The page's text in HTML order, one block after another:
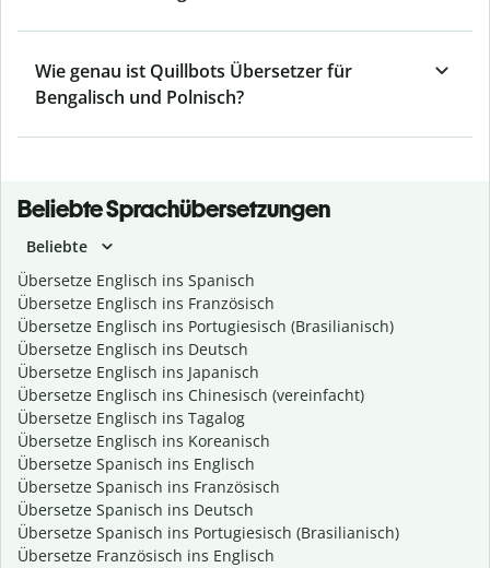
Wie genau ist Quillbots Übersetzer für
Bengalisch und Polnisch?
Beliebte Sprachübersetzungen
Beliebte
Übersetze Englisch ins Spanisch
Übersetze Englisch ins Französisch
Übersetze Englisch ins Portugiesisch (Brasilianisch)
Übersetze Englisch ins Deutsch
Übersetze Englisch ins Japanisch
Übersetze Englisch ins Chinesisch (vereinfacht)
Übersetze Englisch ins Tagalog
Übersetze Englisch ins Koreanisch
Übersetze Spanisch ins Englisch
Übersetze Spanisch ins Französisch
Übersetze Spanisch ins Deutsch
Übersetze Spanisch ins Portugiesisch (Brasilianisch)
Übersetze Französisch ins Englisch